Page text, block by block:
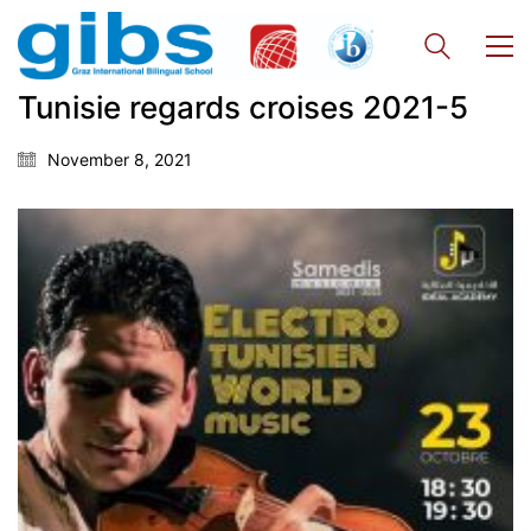
Tunisie regards croises 2021-5
November 8, 2021
GIBS Alumni
General Data Protection Regulation
Forms Download
Curriculum/Stundentafel
Schulbesuchsbestätigung